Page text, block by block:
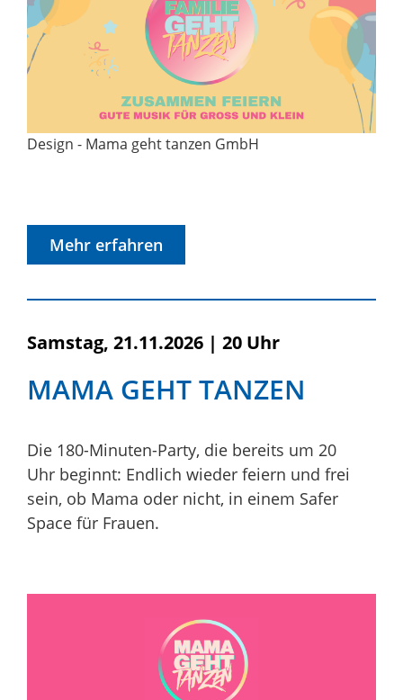
Design - Mama geht tanzen GmbH
Mehr erfahren
Samstag, 21.11.2026 | 20 Uhr
MAMA GEHT TANZEN
Die 180-Minuten-Party, die bereits um 20
Uhr beginnt: Endlich wieder feiern und frei
sein, ob Mama oder nicht, in einem Safer
Space für Frauen.